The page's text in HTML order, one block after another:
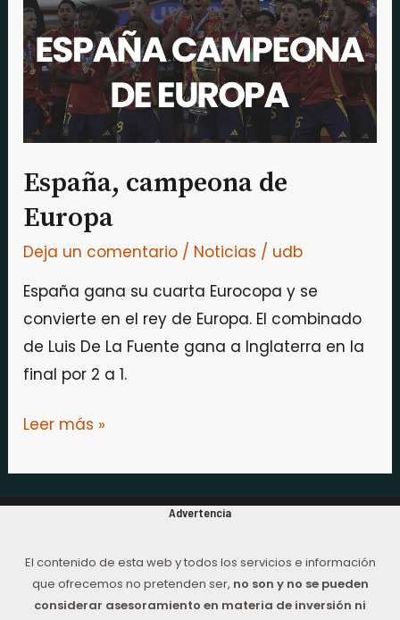
España, campeona de
Europa
Deja un comentario / Noticias / udb
España gana su cuarta Eurocopa y se
convierte en el rey de Europa. El combinado
de Luis De La Fuente gana a Inglaterra en la
final por 2 a 1.
Leer más »
Advertencia
El contenido de esta web y todos los servicios e información
que ofrecemos no pretenden ser, no son y no se pueden
considerar asesoramiento en materia de inversión ni